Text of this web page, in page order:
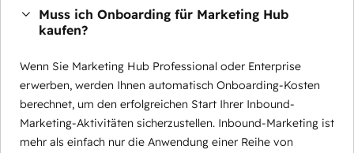
Muss ich Onboarding für Marketing Hub
kaufen?
Wenn Sie Marketing Hub Professional oder Enterprise
erwerben, werden Ihnen automatisch Onboarding-Kosten
berechnet, um den erfolgreichen Start Ihrer Inbound-
Marketing-Aktivitäten sicherzustellen. Inbound-Marketing ist
mehr als einfach nur die Anwendung einer Reihe von